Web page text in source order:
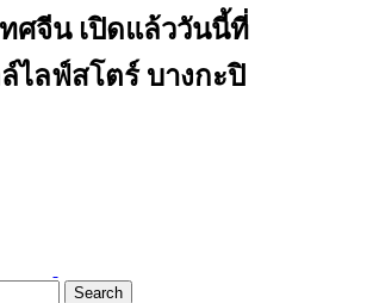
ศจีน เปิดแล้ววันนี้ที่
ไลฟ์สโตร์ บางกะปิ
Search